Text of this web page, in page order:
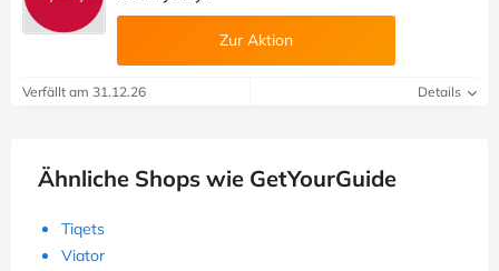
Zur Aktion
Verfällt am 31.12.26 Details
Ähnliche Shops wie GetYourGuide
Tiqets
Viator